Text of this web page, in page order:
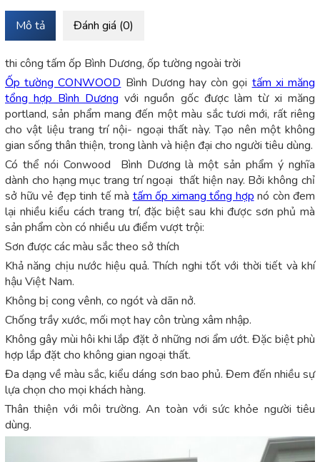
Mô tả Đánh giá (0)
thi công tấm ốp Bình Dương, ốp tường ngoài trời
Ốp tường CONWOOD Bình Dương hay còn gọi tấm xi măng
tổng hợp Bình Dương với nguồn gốc được làm từ xi măng
portland, sản phẩm mang đến một màu sắc tươi mới, rất riêng
cho vật liệu trang trí nội- ngoại thất này. Tạo nên một không
gian sống thân thiện, trong lành và hiện đại cho người tiêu dùng.
Có thể nói Conwood Bình Dương là một sản phẩm ý nghĩa
dành cho hạng mục trang trí ngoại thất hiện nay. Bởi không chỉ
sở hữu vẻ đẹp tinh tế mà tấm ốp ximang tổng hợp nó còn đem
lại nhiều kiểu cách trang trí, đặc biệt sau khi được sơn phủ mà
sản phẩm còn có nhiều ưu điểm vượt trội:
Sơn được các màu sắc theo sở thích
Khả năng chịu nước hiệu quả. Thích nghi tốt với thời tiết và khí
hậu Việt Nam.
Không bị cong vênh, co ngót và dãn nở.
Chống trầy xước, mối mọt hay côn trùng xâm nhập.
Không gây mùi hôi khi lắp đặt ở những nơi ẩm ướt. Đặc biệt phù
hợp lắp đặt cho không gian ngoại thất.
Đa dạng về màu sắc, kiểu dáng sơn bao phủ. Đem đến nhiều sự
lựa chọn cho mọi khách hàng.
Thân thiện với môi trường. An toàn với sức khỏe người tiêu
dùng.